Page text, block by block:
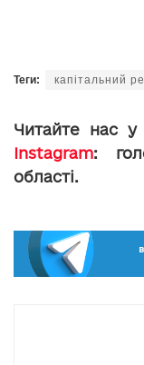
Теги: капітальний
Читайте нас у
Instagram:
області.